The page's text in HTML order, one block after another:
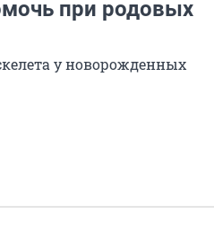
при родовых
у новорожденных